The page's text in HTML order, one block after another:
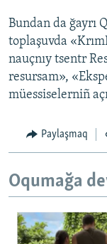
Bundan da ğayrı
toplaşuvda
nauçnıy tsentr
resursam»,
müessiselerniñ
Paylaşmaq
Oqumağa